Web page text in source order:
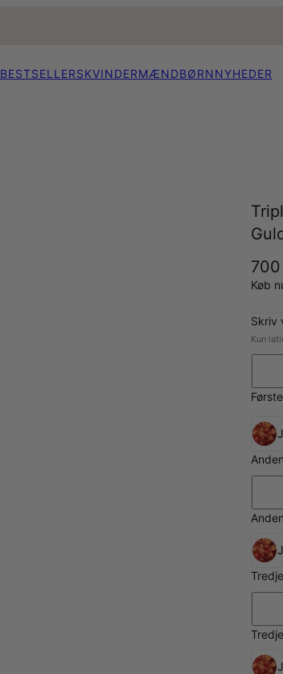
BESTSELLERSKVINDERMÆNDBØRNNYHEDER
700
Køb
Skriv
Kun